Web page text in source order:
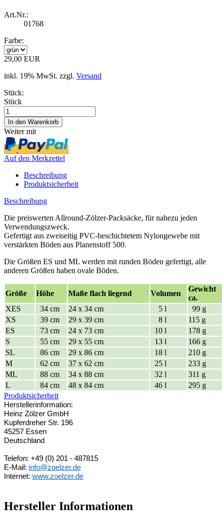
Art.Nr.:
01768
Farbe:
29,00 EUR
inkl. 19% MwSt. zzgl. Versand
Stück:
Stück
Weiter mit
Auf den Merkzettel
Beschreibung
Produktsicherheit
Beschreibung
Die preiswerten Allround-Zölzer-Packsäcke, für nahezu jeden
Verwendungszweck.
Gefertigt aus zweiseitig PVC-beschichtetem Nylongewebe mit
verstärkten Böden aus Planenstoff 500.
Die Größen ES und ML werden mit runden Böden gefertigt, alle
anderen Größen haben ovale Böden.
Größe Höhe Maße flach liegend Volumen
Gewicht
ca.
XES
34 cm 24 x 34 cm 5 l
99 g
XS
39 cm 29 x 39 cm 8 l
115 g
ES
73 cm 24 x 73 cm 10 l
178 g
S
55 cm 29 x 55 cm 13 l
166 g
SL
86 cm 29 x 86 cm 18 l
210 g
M
62 cm 37 x 62 cm 25 l
233 g
ML
88 cm 34 x 88 cm 32 l
311 g
L
84 cm 48 x 84 cm 46 l
295 g
Produktsicherheit
Herstellerinformation:
Heinz Zölzer GmbH
Kupferdreher Str. 196
45257 Essen
Deutschland
Telefon: +49 (0) 201 - 487815
E-Mail: info@zoelzer.de
Internet: www.zoelzer.de
Hersteller Informationen